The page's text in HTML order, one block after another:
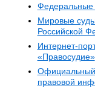
Федеральные
Мировые
Российской
Интернет-
«Правосудие»
Официальный
правовой